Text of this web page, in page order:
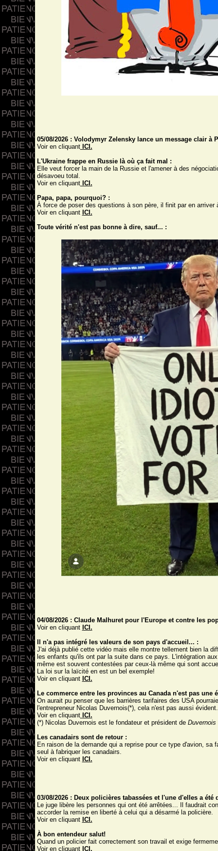
05/08/2026 : Volodymyr Zelensky lance un message clair à
Voir en cliquantICI.
L'Ukraine frappe en Russie là où ça fait mal :
Elle veut forcer la main de la Russie et l'amener à des
désavoeu total.
Voir en cliquantICI.
Papa, papa, pourquoi? :
À force de poser des questions à son père, il finit par en arriver
Voir en cliquant ICI.
Toute vérité n'est pas bonne à dire, sauf... :
04/08/2026 : Claude Malhuret pour l'Europe et contre les
Voir en cliquant ICI.
Il n'a pas intégré les valeurs de son pays d'accueil... :
J'ai déjà publié cette vidéo mais elle montre tellement bien la
les enfants qu'ils ont par la suite dans ce pays. L'intégration
même est souvent contestées par ceux-là même qui sont
La loi sur la laïcité en est un bel exemple!
Voir en cliquant ICI.
Le commerce entre les provinces au Canada n'est pas une
On aurait pu penser que les barrières tarifaires des USA
l'entrepreneur Nicolas Duvernois(*), cela n'est pas aussi évident.
Voir en cliquant ICI.
(*) Nicolas Duvernois est le fondateur et président deDuvernois
Les canadairs sont de retour :
En raison de la demande qui a reprise pour ce type d'avion, sa
seul à fabriquer les canadairs.
Voir en cliquant ICI.
03/08/2026 : Deux policières tabassées et l'une d'elles a été
Le juge libère les personnes qui ont été arrêtées... Il faudrait
accorder la remise en liberté à celui qui a désarmé la policière.
Voir en cliquant ICI.
À bon entendeur salut!
Quand un policier fait correctement son travail et exige
Voir en cliquantICI.